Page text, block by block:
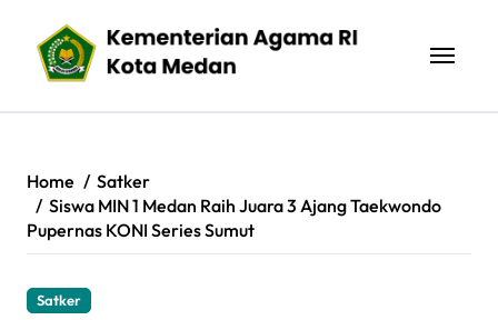
content
Home
Satker
Siswa MIN 1 Medan Raih Juara 3 Ajang Taekwondo
Pupernas KONI Series Sumut
Satker